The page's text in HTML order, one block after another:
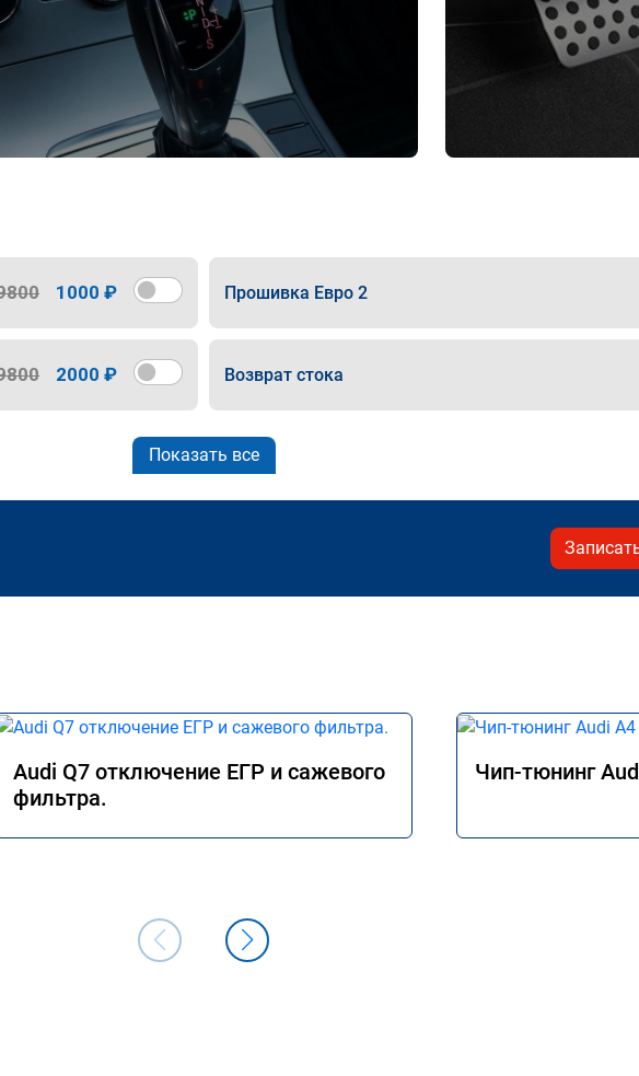
1000 ₽ Прошивка Евро 2
2000 ₽ Возврат стока
Показать все
Audi Q7 отключение ЕГР и сажевого
фильтра.
Чип-тюнинг